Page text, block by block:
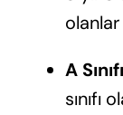
A
sınıfı